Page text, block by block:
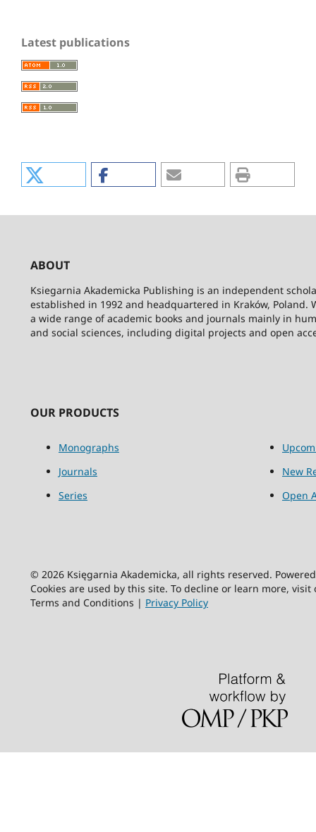
Latest publications
ABOUT
Ksiegarnia Akademicka Publishing is an independent
established in 1992 and headquartered in Kraków, Poland.
a wide range of academic books and journals mainly in
and social sciences, including digital projects and open
OUR PRODUCTS
Monographs
Journals
Series
New
Open
© 2026 Księgarnia Akademicka, all rights reserved.
Cookies are used by this site. To decline or learn more,
Terms and Conditions | Privacy Policy